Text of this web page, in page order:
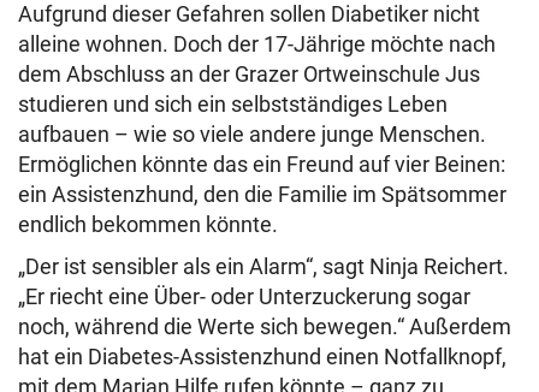
Aufgrund dieser Gefahren sollen Diabetiker nicht
alleine wohnen. Doch der 17-Jährige möchte nach
dem Abschluss an der Grazer Ortweinschule Jus
studieren und sich ein selbstständiges Leben
aufbauen – wie so viele andere junge Menschen.
Ermöglichen könnte das ein Freund auf vier Beinen:
ein Assistenzhund, den die Familie im Spätsommer
endlich bekommen könnte.
„Der ist sensibler als ein Alarm“, sagt Ninja Reichert.
„Er riecht eine Über- oder Unterzuckerung sogar
noch, während die Werte sich bewegen.“ Außerdem
hat ein Diabetes-Assistenzhund einen Notfallknopf,
mit dem Marian Hilfe rufen könnte – ganz zu